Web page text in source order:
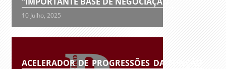
10 Julho, 2025
ACELERADOR DE PROGRESSÕES DA FUNÇÃO